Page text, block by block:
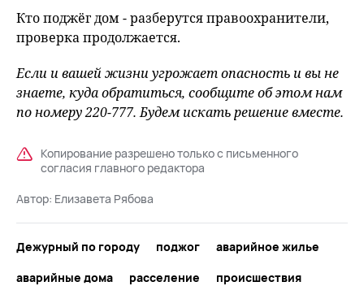
Кто поджёг дом - разберутся правоохранители,
проверка продолжается.
Если и вашей жизни угрожает опасность и вы не
знаете, куда обратиться, сообщите об этом нам
по номеру 220-777. Будем искать решение вместе.
Копирование разрешено только с письменного
согласия главного редактора
Автор: Елизавета Рябова
Дежурный по городу поджог
аварийное жилье
аварийные дома
расселение
происшествия